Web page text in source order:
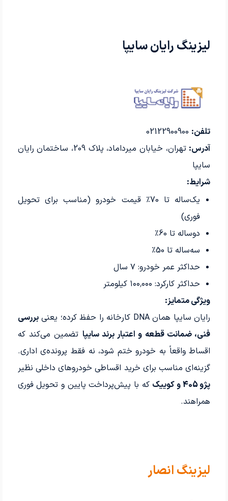
لیزینگ رایان سایپا
تلفن:
آدرس:
تهران، خیابان میرداماد، پلاک 209، ساختمان رایان
سایپا
شرایط:
یک‌ساله تا 70٪ قیمت خودرو (مناسب برای تحویل
فوری)
دوساله تا 60٪
سه‌ساله تا 50٪
حداکثر عمر خودرو: ۷ سال
حداکثر کارکرد: ۱۰۰٬۰۰۰ کیلومتر
ویژگی متمایز:
رایان سایپا همان DNA کارخانه را حفظ کرده؛ یعنی
بررسی
فنی، ضمانت قطعه و اعتبار برند سایپا تضمین می‌کند که
اقساط واقعاً به خودرو ختم شود، نه فقط پرونده‌ی اداری.
گزینه‌ای مناسب برای خرید اقساطی خودروهای داخلی نظیر
پژو 405 و کوییک
که با پیش‌پرداخت پایین و تحویل فوری
همراهند.
لیزینگ انصار